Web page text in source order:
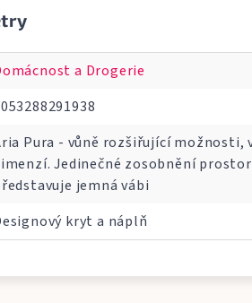
a Drogerie
Pura - vůně rozšiřující možnosti,
Jedinečné zosobnění
jemná vábi
kryt a náplň